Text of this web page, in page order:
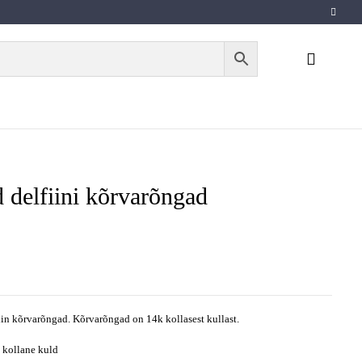
delfiini kõrvarõngad
kõrvarõngad. Kõrvarõngad on 14k kollasest kullast.
kollane kuld